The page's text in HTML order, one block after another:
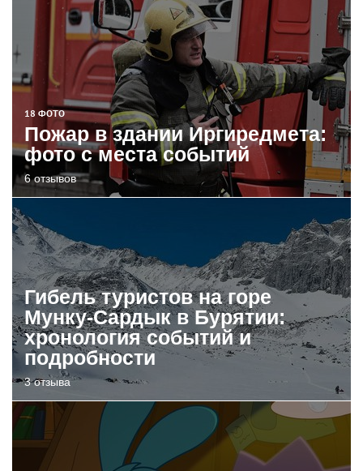
18 ФОТО
Пожар в здании Иргиредмета:
фото с места событий
6 отзывов
Гибель туристов на горе
Мунку-Сардык в Бурятии:
хронология событий и
подробности
3 отзыва